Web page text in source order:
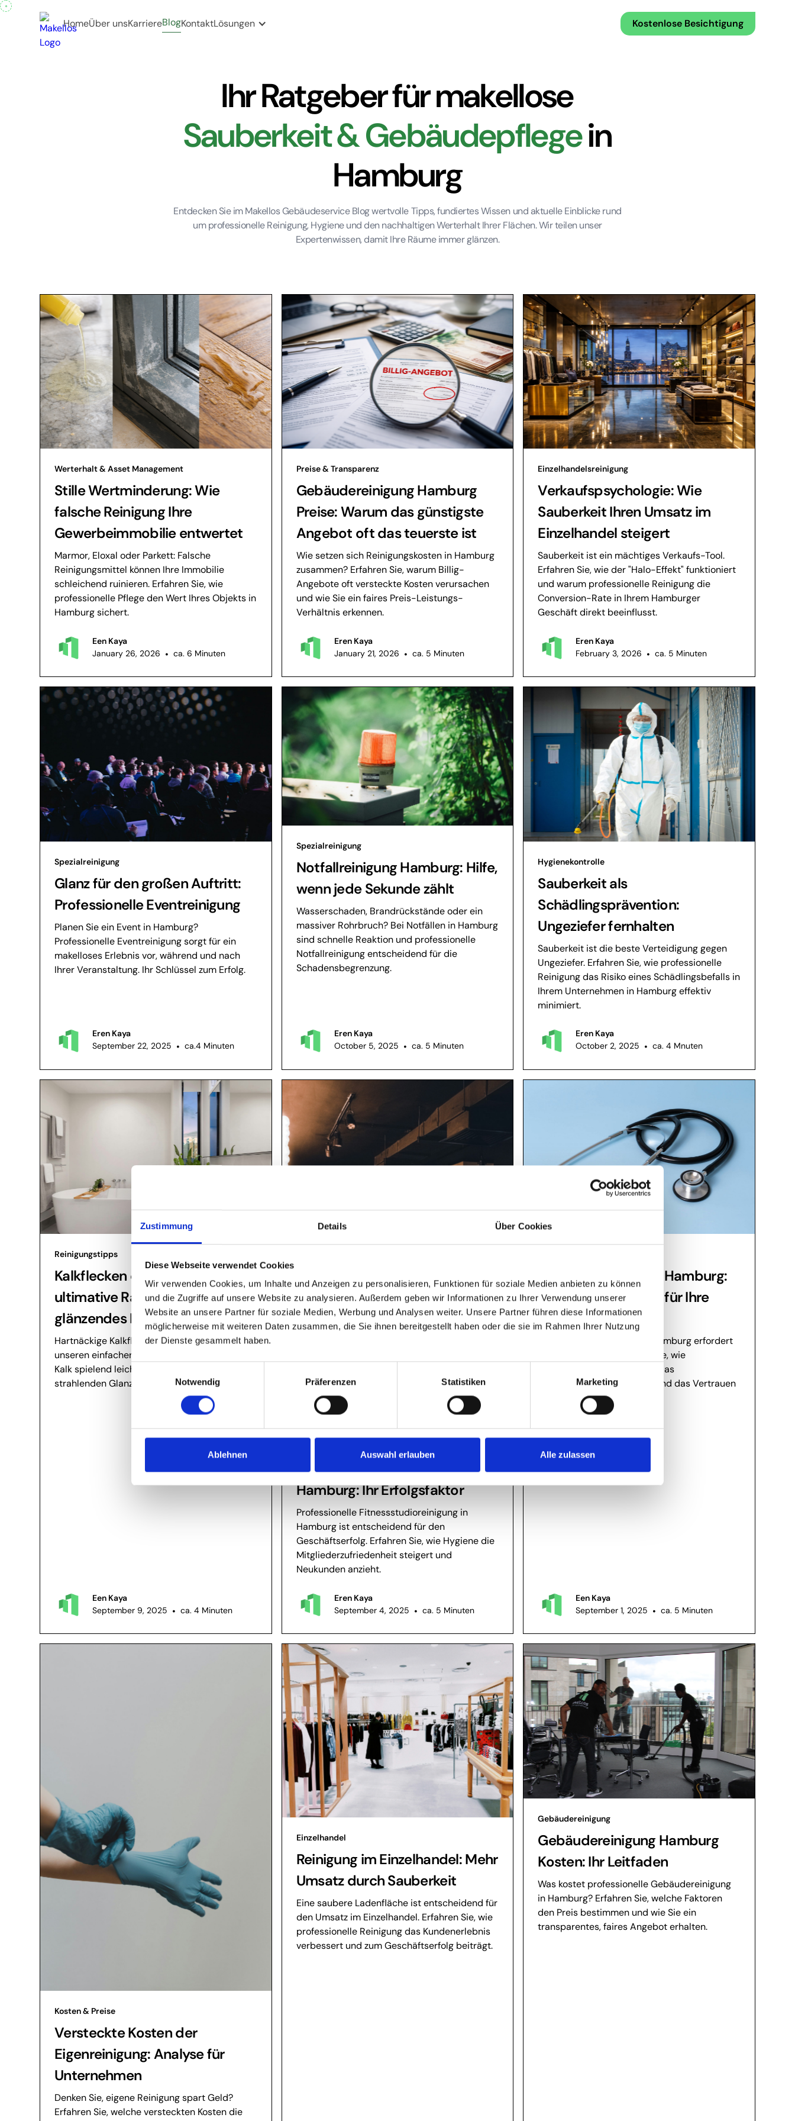
Zustimmung Details Über Cookies
Diese Webseite verwendet Cookies
Wir verwenden Cookies, um Inhalte und Anzeigen zu personalisieren, Funktionen für soziale Medien anbieten zu können
und die Zugriffe auf unsere Website zu analysieren. Außerdem geben wir Informationen zu Ihrer Verwendung unserer
Website an unsere Partner für soziale Medien, Werbung und Analysen weiter. Unsere Partner führen diese Informationen
möglicherweise mit weiteren Daten zusammen, die Sie ihnen bereitgestellt haben oder die sie im Rahmen Ihrer Nutzung
der Dienste gesammelt haben.
Einwilligungsauswahl
Notwendig
Präferenzen Statistiken Marketing
Ablehnen Auswahl erlauben Alle zulassen
HomeÜber unsKarriereBlogKontaktLösungen Kostenlose Besichtigung
Ihr Ratgeber für makellose
Sauberkeit & Gebäudepflegein
Hamburg
Entdecken Sie im Makellos Gebäudeservice Blog wertvolle Tipps, fundiertes Wissen und aktuelle Einblicke rund
um professionelle Reinigung, Hygiene und den nachhaltigen Werterhalt Ihrer Flächen. Wir teilen unser
Expertenwissen, damit Ihre Räume immer glänzen.
Werterhalt & Asset Management
Stille Wertminderung: Wie
falsche Reinigung Ihre
Gewerbeimmobilie entwertet
Marmor, Eloxal oder Parkett: Falsche
Reinigungsmittel können Ihre Immobilie
schleichend ruinieren. Erfahren Sie, wie
professionelle Pflege den Wert Ihres Objekts in
Hamburg sichert.
Een Kaya
January 26, 2026 • ca. 6 Minuten
Preise & Transparenz
Gebäudereinigung Hamburg
Preise: Warum das günstigste
Angebot oft das teuerste ist
Wie setzen sich Reinigungskosten in Hamburg
zusammen? Erfahren Sie, warum Billig-
Angebote oft versteckte Kosten verursachen
und wie Sie ein faires Preis-Leistungs-
Verhältnis erkennen.
Eren Kaya
January 21, 2026 • ca. 5 Minuten
Einzelhandelsreinigung
Verkaufspsychologie: Wie
Sauberkeit Ihren Umsatz im
Einzelhandel steigert
Sauberkeit ist ein mächtiges Verkaufs-Tool.
Erfahren Sie, wie der "Halo-Effekt" funktioniert
und warum professionelle Reinigung die
Conversion-Rate in Ihrem Hamburger
Geschäft direkt beeinflusst.
Eren Kaya
February 3, 2026 • ca. 5 Minuten
Spezialreinigung
Glanz für den großen Auftritt:
Professionelle Eventreinigung
Planen Sie ein Event in Hamburg?
Professionelle Eventreinigung sorgt für ein
makelloses Erlebnis vor, während und nach
Ihrer Veranstaltung. Ihr Schlüssel zum Erfolg.
Eren Kaya
September 22, 2025 • ca.4 Minuten
Spezialreinigung
Notfallreinigung Hamburg: Hilfe,
wenn jede Sekunde zählt
Wasserschaden, Brandrückstände oder ein
massiver Rohrbruch? Bei Notfällen in Hamburg
sind schnelle Reaktion und professionelle
Notfallreinigung entscheidend für die
Schadensbegrenzung.
Eren Kaya
October 5, 2025 • ca. 5 Minuten
Hygienekontrolle
Sauberkeit als
Schädlingsprävention:
Ungeziefer fernhalten
Sauberkeit ist die beste Verteidigung gegen
Ungeziefer. Erfahren Sie, wie professionelle
Reinigung das Risiko eines Schädlingsbefalls in
Ihrem Unternehmen in Hamburg effektiv
minimiert.
Eren Kaya
October 2, 2025 • ca. 4 Mnuten
Reinigungstipps
Kalkflecken entfernen: Der
ultimative Ratgeber für ein
glänzendes Bad
Hartnäckige Kalkflecken in Bad und Küche? Mit
unseren einfachen Profi-Tipps entfernen Sie
Kalk spielend leicht und sorgen für
strahlenden Glanz – garantiert streifenfrei!
Een Kaya
September 9, 2025 • ca. 4 Minuten
Fitnessstudioreinigung
Hamburg: Ihr Erfolgsfaktor
Professionelle Fitnessstudioreinigung in
Hamburg ist entscheidend für den
Geschäftserfolg. Erfahren Sie, wie Hygiene die
Mitgliederzufriedenheit steigert und
Neukunden anzieht.
Eren Kaya
September 4, 2025 • ca. 5 Minuten
Arztpraxisreinigung Hamburg:
Höchste Standards für Ihre
Praxis
Die Arztpraxisreinigung in Hamburg erfordert
höchste Hygiene. Erfahren Sie, wie
professionelle Dienstleister das
Infektionsrisiko minimieren und das Vertrauen
Ihrer Patienten stärken.
Een Kaya
September 1, 2025 • ca. 5 Minuten
Kosten & Preise
Versteckte Kosten der
Eigenreinigung: Analyse für
Unternehmen
Denken Sie, eigene Reinigung spart Geld?
Erfahren Sie, welche versteckten Kosten die
Einzelhandel
Reinigung im Einzelhandel: Mehr
Umsatz durch Sauberkeit
Eine saubere Ladenfläche ist entscheidend für
den Umsatz im Einzelhandel. Erfahren Sie, wie
professionelle Reinigung das Kundenerlebnis
verbessert und zum Geschäftserfolg beiträgt.
Gebäudereinigung
Gebäudereinigung Hamburg
Kosten: Ihr Leitfaden
Was kostet professionelle Gebäudereinigung
in Hamburg? Erfahren Sie, welche Faktoren
den Preis bestimmen und wie Sie ein
transparentes, faires Angebot erhalten.